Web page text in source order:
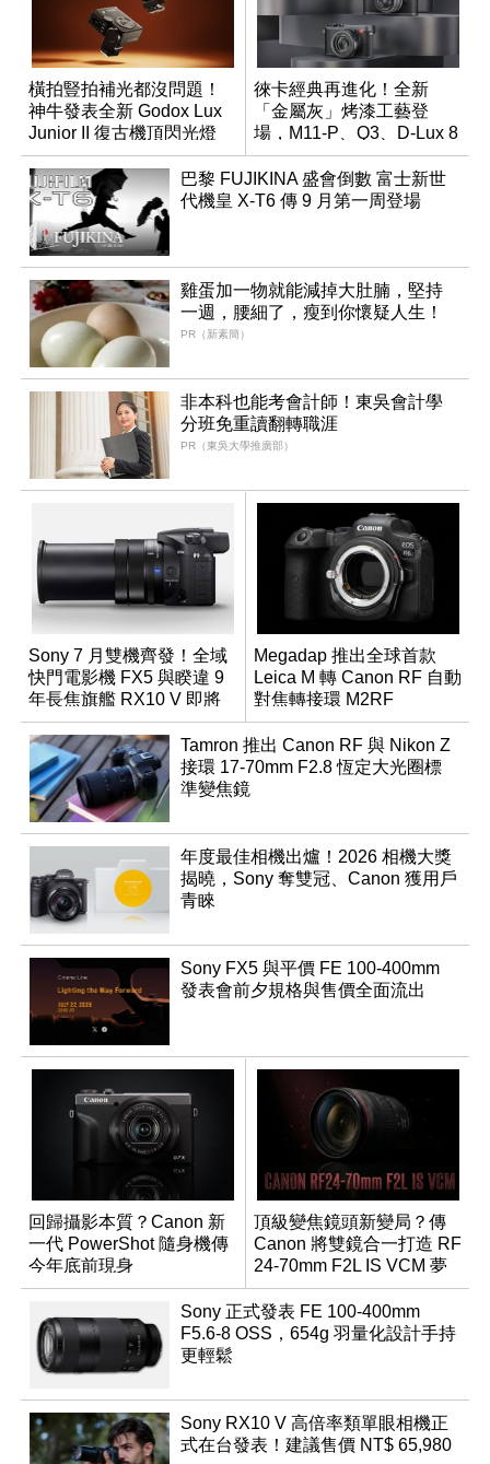
橫拍豎拍補光都沒問題！
神牛發表全新 Godox Lux
Junior II 復古機頂閃光燈
徠卡經典再進化！全新
「金屬灰」烤漆工藝登
場，M11-P、Q3、D-Lux 8
領銜換裝
巴黎 FUJIKINA 盛會倒數 富士新世
代機皇 X-T6 傳 9 月第一周登場
雞蛋加一物就能減掉大肚腩，堅持
一週，腰細了，瘦到你懷疑人生！
PR（新素簡）
非本科也能考會計師！東吳會計學
分班免重讀翻轉職涯
PR（東吳大學推廣部）
Sony 7 月雙機齊發！全域
快門電影機 FX5 與睽違 9
年長焦旗艦 RX10 V 即將
登場
Megadap 推出全球首款
Leica M 轉 Canon RF 自動
對焦轉接環 M2RF
Tamron 推出 Canon RF 與 Nikon Z
接環 17-70mm F2.8 恆定大光圈標
準變焦鏡
年度最佳相機出爐！2026 相機大獎
揭曉，Sony 奪雙冠、Canon 獲用戶
青睞
Sony FX5 與平價 FE 100-400mm
發表會前夕規格與售價全面流出
回歸攝影本質？Canon 新
一代 PowerShot 隨身機傳
今年底前現身
頂級變焦鏡頭新變局？傳
Canon 將雙鏡合一打造 RF
24-70mm F2L IS VCM 夢
幻規格
Sony 正式發表 FE 100-400mm
F5.6-8 OSS，654g 羽量化設計手持
更輕鬆
Sony RX10 V 高倍率類單眼相機正
式在台發表！建議售價 NT$ 65,980